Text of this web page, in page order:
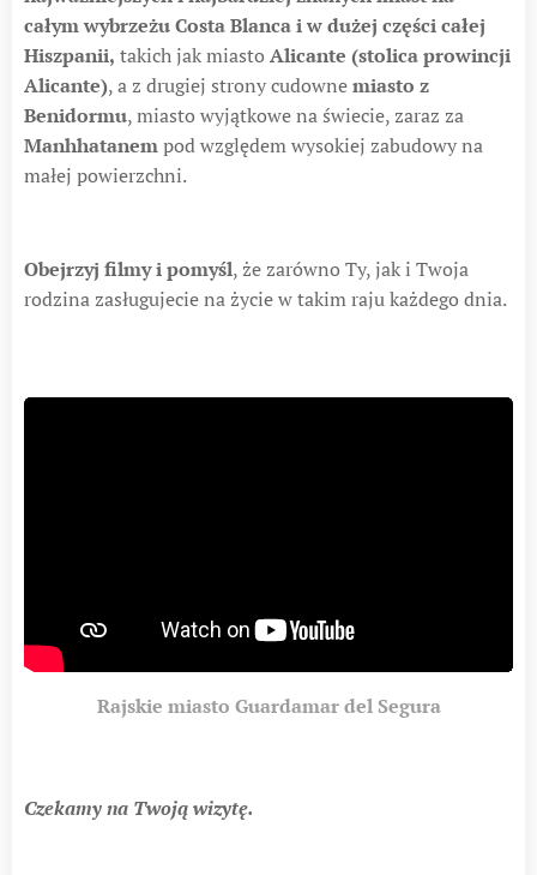
całym wybrzeżu Costa Blanca i w dużej części całej
Hiszpanii, takich jak miasto Alicante (stolica prowincji
Alicante), a z drugiej strony cudownemiasto z
Benidormu, miasto wyjątkowe na świecie, zaraz za
Manhhatanempod względem wysokiej zabudowy na
małej powierzchni.
Obejrzyj filmy i pomyśl, że zarówno Ty, jak i Twoja
rodzina zasługujecie na życie w takim raju każdego dnia.
Rajskie miasto Guardamar del Segura
Czekamy na Twoją wizytę.